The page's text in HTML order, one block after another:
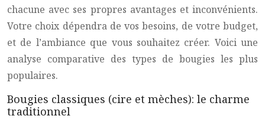
chacune avec ses propres avantages et inconvénients.
Votre choix dépendra de vos besoins, de votre budget,
et de l’ambiance que vous souhaitez créer. Voici une
analyse comparative des types de bougies les plus
populaires.
Bougies classiques (cire et mèches): le charme
traditionnel